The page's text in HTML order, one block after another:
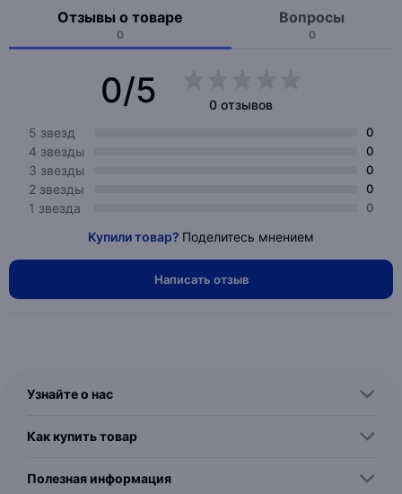
Отзывы о товаре
0
Вопросы
0
0/5
0 отзывов
5 звезд
0
4 звезды 0
3 звезды 0
2 звезды 0
1 звезда 0
Купили товар? Поделитесь мнением
Написать отзыв
Узнайте о нас
Как купить товар
Полезная информация